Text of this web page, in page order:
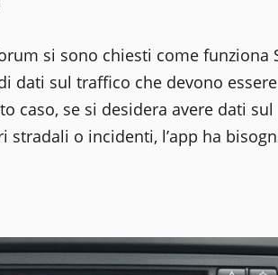
si sono chiesti come funziona
dati sul traffico che devono essere
caso, se si desidera avere dati sul
stradali o incidenti, l’app ha